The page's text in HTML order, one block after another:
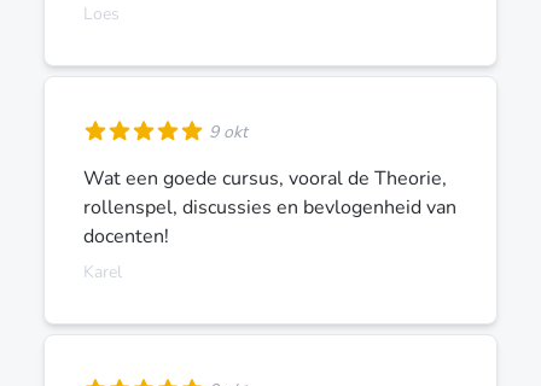
Loes
9 okt
Wat een goede cursus, vooral de Theorie,
rollenspel, discussies en bevlogenheid van
docenten!
Karel